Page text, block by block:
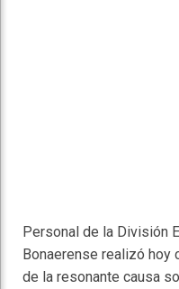
Personal de la División
Bonaerense realizó hoy
de la resonante causa